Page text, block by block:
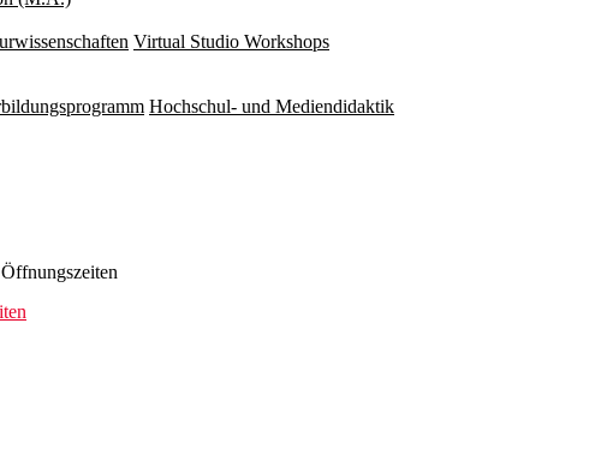
Virtual Studio Workshops
Hochschul- und Mediendidaktik